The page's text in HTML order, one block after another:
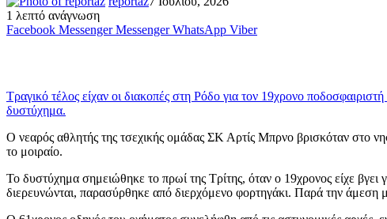
1 λεπτό ανάγνωση
Facebook Messenger Messenger WhatsApp Viber
Τραγικό τέλος είχαν οι διακοπές στη Ρόδο για τον 19χρονο
δυστύχημα.
Ο νεαρός αθλητής της τσεχικής ομάδας ΣΚ Αρτίς Μπρνο βρισκόταν στο
το μοιραίο.
Το δυστύχημα σημειώθηκε το πρωί της Τρίτης, όταν ο 19χρονος είχε
διερευνώνται, παρασύρθηκε από διερχόμενο φορτηγάκι. Παρά την